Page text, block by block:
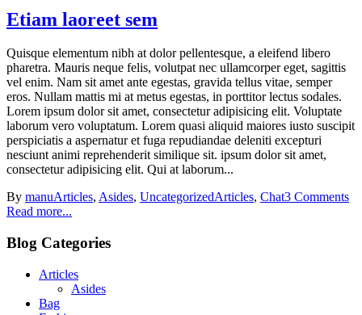
Etiam laoreet sem
Quisque elementum nibh at dolor pellentesque, a eleifend libero
pharetra. Mauris neque felis, volutpat nec ullamcorper eget, sagittis
vel enim. Nam sit amet ante egestas, gravida tellus vitae, semper
eros. Nullam mattis mi at metus egestas, in porttitor lectus sodales.
Lorem ipsum dolor sit amet, consectetur adipisicing elit. Voluptate
laborum vero voluptatum. Lorem quasi aliquid maiores iusto suscipit
perspiciatis a aspernatur et fuga repudiandae deleniti excepturi
nesciunt animi reprehenderit similique sit. ipsum dolor sit amet,
consectetur adipisicing elit. Qui at laborum...
By manuArticles, Asides, UncategorizedArticles, Chat3 Comments
Read more...
Blog Categories
Articles
Asides
Bag